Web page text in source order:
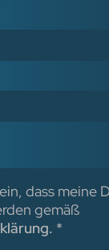
dass meine
gemäß
*